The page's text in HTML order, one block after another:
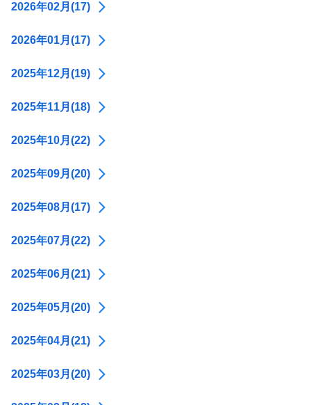
2026年02月(17)
2026年01月(17)
2025年12月(19)
2025年11月(18)
2025年10月(22)
2025年09月(20)
2025年08月(17)
2025年07月(22)
2025年06月(21)
2025年05月(20)
2025年04月(21)
2025年03月(20)